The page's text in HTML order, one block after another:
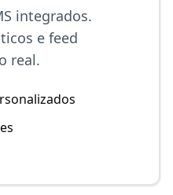
integrados.
e feed
real.